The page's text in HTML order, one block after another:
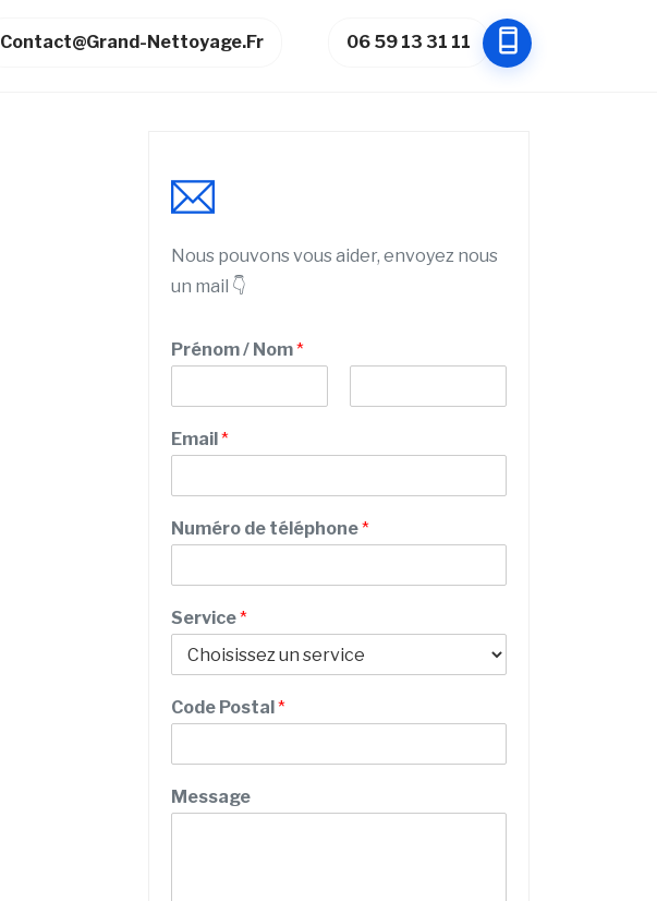
Contact@grand-Nettoyage.fr 06 59 13 31 11
Nous pouvons vous aider, envoyez nous
un mail 👇
Prénom / Nom*
r
é
m
S
e
v
c
C
d
s
e
Email*
Numéro de téléphone*
Service*
Code Postal*
Message